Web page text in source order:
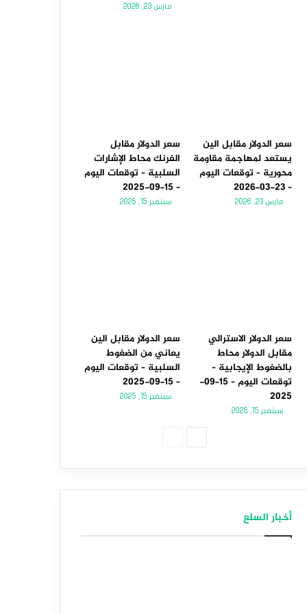
مارس 23, 2026
سعر الدولار مقابل الين
يستعد لمهاجمة مقاومة
محورية – توقعات اليوم
– 23-03-2026
مارس 23, 2026
سعر الدولار مقابل
الفرنك محاط الإشارات
السلبية – توقعات اليوم
– 15-09-2025
سبتمبر 15, 2025
سعر الدولار الاسترالي
مقابل الدولار محاط
بالضغوط الإيجابية –
توقعات اليوم – 15-09-
2025
سبتمبر 15, 2025
سعر الدولار مقابل الين
يعاني من الضغوط
السلبية – توقعات اليوم
– 15-09-2025
سبتمبر 15, 2025
أخبار السلع